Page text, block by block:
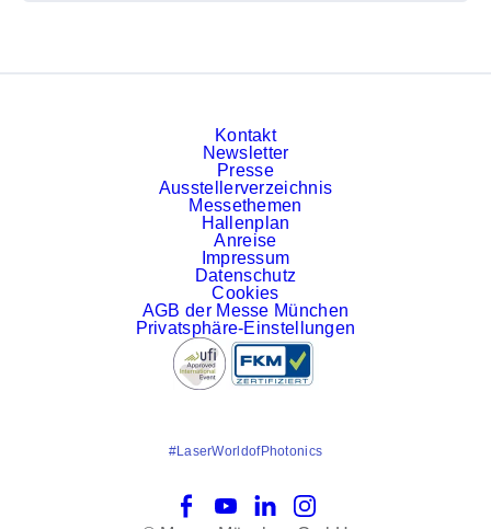
Kontakt
Newsletter
Presse
Ausstellerverzeichnis
Messethemen
Hallenplan
Anreise
Impressum
Datenschutz
Cookies
AGB der Messe München
Privatsphäre-Einstellungen
#LaserWorldofPhotonics
FacebookYouTubeLinkedInInstagram